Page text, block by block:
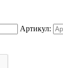
Артикул: